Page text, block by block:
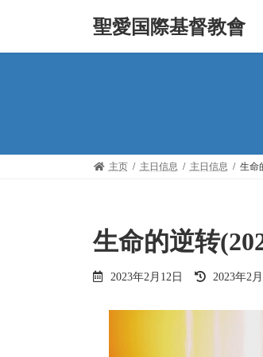
聖愛国際基督教會
主页 主日信息 主日信息 生命
生命的逆转
2023年2月12日
Last
updated
2023年2